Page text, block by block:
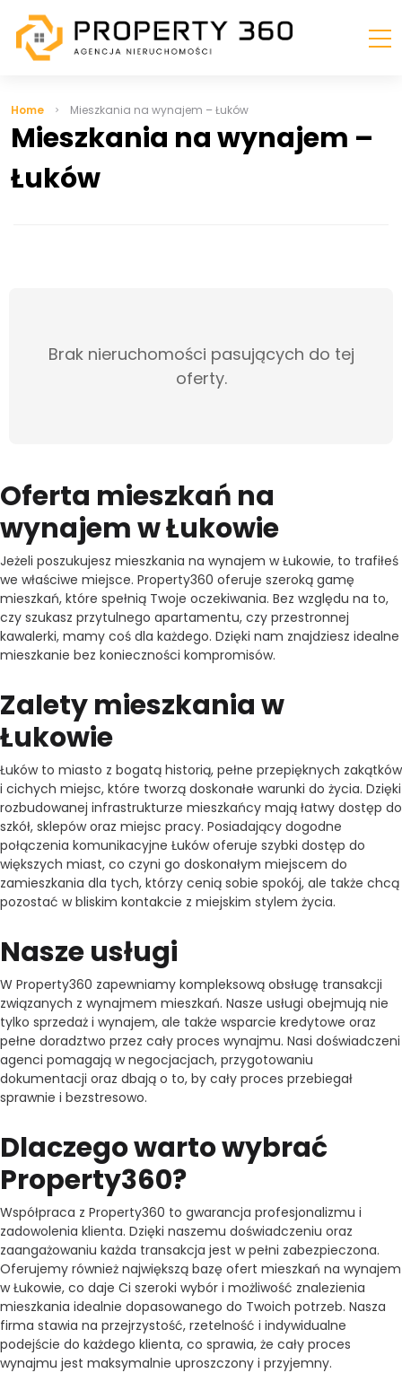
Home Mieszkania na wynajem – Łuków
Mieszkania na wynajem –
Łuków
Brak nieruchomości pasujących do tej
oferty.
Oferta mieszkań na
wynajem w Łukowie
Jeżeli poszukujesz mieszkania na wynajem w Łukowie, to trafiłeś
we właściwe miejsce. Property360 oferuje szeroką gamę
mieszkań, które spełnią Twoje oczekiwania. Bez względu na to,
czy szukasz przytulnego apartamentu, czy przestronnej
kawalerki, mamy coś dla każdego. Dzięki nam znajdziesz idealne
mieszkanie bez konieczności kompromisów.
Zalety mieszkania w
Łukowie
Łuków to miasto z bogatą historią, pełne przepięknych zakątków
i cichych miejsc, które tworzą doskonałe warunki do życia. Dzięki
rozbudowanej infrastrukturze mieszkańcy mają łatwy dostęp do
szkół, sklepów oraz miejsc pracy. Posiadający dogodne
połączenia komunikacyjne Łuków oferuje szybki dostęp do
większych miast, co czyni go doskonałym miejscem do
zamieszkania dla tych, którzy cenią sobie spokój, ale także chcą
pozostać w bliskim kontakcie z miejskim stylem życia.
Nasze usługi
W Property360 zapewniamy kompleksową obsługę transakcji
związanych z wynajmem mieszkań. Nasze usługi obejmują nie
tylko sprzedaż i wynajem, ale także wsparcie kredytowe oraz
pełne doradztwo przez cały proces wynajmu. Nasi doświadczeni
agenci pomagają w negocjacjach, przygotowaniu
dokumentacji oraz dbają o to, by cały proces przebiegał
sprawnie i bezstresowo.
Dlaczego warto wybrać
Property360?
Współpraca z Property360 to gwarancja profesjonalizmu i
zadowolenia klienta. Dzięki naszemu doświadczeniu oraz
zaangażowaniu każda transakcja jest w pełni zabezpieczona.
Oferujemy również największą bazę ofert mieszkań na wynajem
w Łukowie, co daje Ci szeroki wybór i możliwość znalezienia
mieszkania idealnie dopasowanego do Twoich potrzeb. Nasza
firma stawia na przejrzystość, rzetelność i indywidualne
podejście do każdego klienta, co sprawia, że cały proces
wynajmu jest maksymalnie uproszczony i przyjemny.